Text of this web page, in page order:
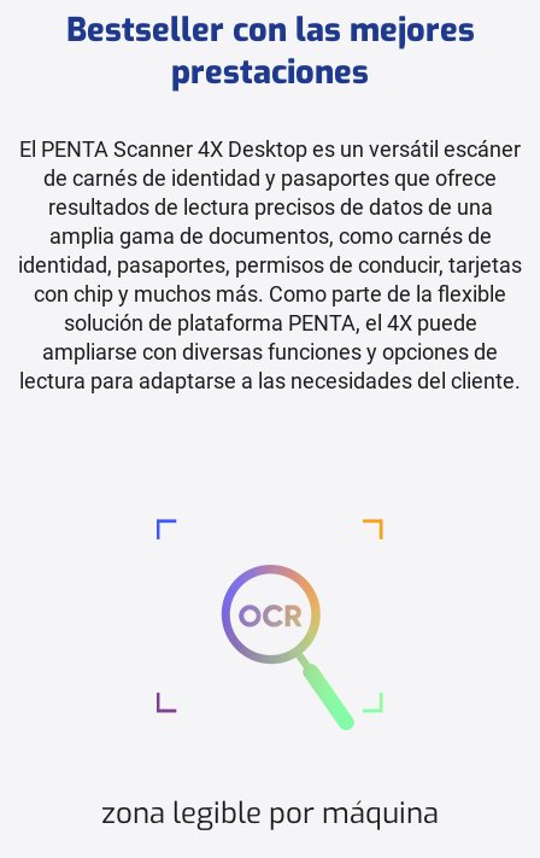
Bestseller con las mejores
prestaciones
El PENTA Scanner 4X Desktop es un versátil escáner
de carnés de identidad y pasaportes que ofrece
resultados de lectura precisos de datos de una
amplia gama de documentos, como carnés de
identidad, pasaportes, permisos de conducir, tarjetas
con chip y muchos más. Como parte de la flexible
solución de plataforma PENTA, el 4X puede
ampliarse con diversas funciones y opciones de
lectura para adaptarse a las necesidades del cliente.
zona legible por máquina